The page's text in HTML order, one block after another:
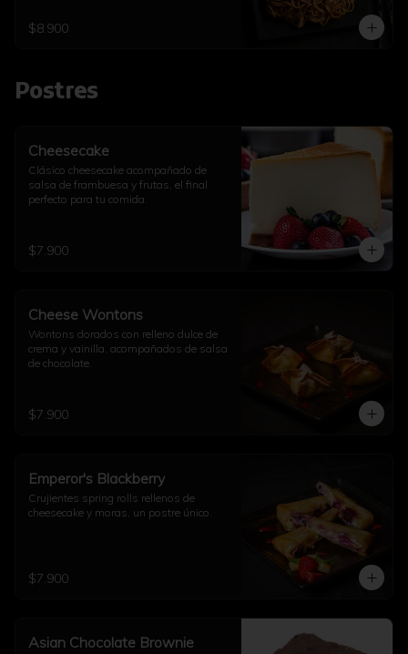
$8.900
Postres
Cheesecake
Clásico cheesecake acompañado de
salsa de frambuesa y frutas, el final
perfecto para tu comida.
$7.900
Cheese Wontons
Wontons dorados con relleno dulce de
crema y vainilla, acompañados de salsa
de chocolate.
$7.900
Emperor's Blackberry
Crujientes spring rolls rellenos de
cheesecake y moras, un postre único.
$7.900
Asian Chocolate Brownie